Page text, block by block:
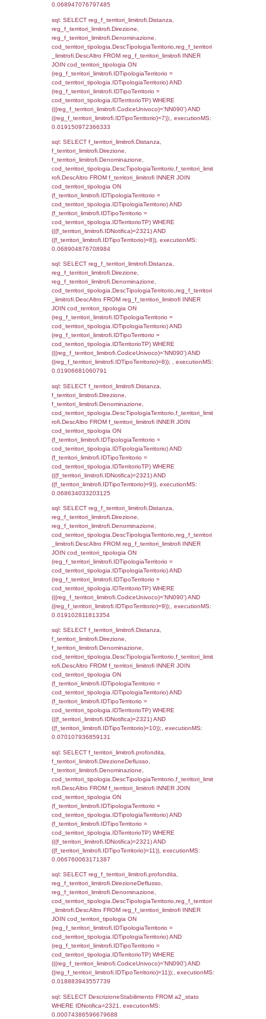
executionMS: 0.056175947189331
sql: SELECT f_territori_limitrofi.Distanza,
f_territori_limitrofi.Direzione,
f_territori_limitrofi.Denominazione,
f_territori_limitrofi.DescAltro,
f_territori_limitrofi INNER JOIN
(f_territori_limitrofi.IDTipologiaTerritorio =
cod_territori_tipologia.IDTipologiaTerritorio)
(f_territori_limitrofi.IDTipoTerritorio =
cod_territori_tipologia.IDTerritorioTP)
(((f_territori_limitrofi.IDNotifica)=2321) AND
((f_territori_limitrofi.IDTipoTerritorio)=2)),
0.072970867156982
sql: SELECT f_territori_limitrofi.Distanza,
f_territori_limitrofi.Direzione,
f_territori_limitrofi.Denominazione,
f_territori_limitrofi.DescAltro FROM
JOIN cod_territori_tipologia ON
(f_territori_limitrofi.IDTipologiaTerritorio =
cod_territori_tipologia.IDTipologiaTerritorio)
(f_territori_limitrofi.IDTipoTerritorio =
cod_territori_tipologia.IDTerritorioTP)
(((f_territori_limitrofi.IDNotifica)=2321) AND
((f_territori_limitrofi.IDTipoTerritorio)=3)),
0.074014186859131
sql: SELECT
reg_f_territori_limitrofi.Direzione,
reg_f_territori_limitrofi.Denominazione,
reg_f_territori_limitrofi.DescAltro FROM
reg_f_territori_limitrofi INNER JOIN
ON
(reg_f_territori_limitrofi.IDTipoTerritorio =
cod_territori_tipologia.IDTerritorioTP)
0.021449089050293
sql: SELECT f_territori_limitrofi.Distanza,
f_territori_limitrofi.Direzione,
rofi.DescAltro FROM f_territori_limitrofi
cod_territori_tipologia ON
(f_territori_limitrofi.IDTipologiaTerritorio =
cod_territori_tipologia.IDTipologiaTerritorio)
(f_territori_limitrofi.IDTipoTerritorio =
cod_territori_tipologia.IDTerritorioTP)
(((f_territori_limitrofi.IDNotifica)=2321) AND
0.07604193687439
sql: SELECT f_territori_limitrofi.Distanza,
f_territori_limitrofi.Direzione,
f_territori_limitrofi.Denominazione,
f_territori_limitrofi.DescAltro FROM
JOIN cod_territori_tipologia ON
(f_territori_limitrofi.IDTipologiaTerritorio =
cod_territori_tipologia.IDTipologiaTerritorio)
(f_territori_limitrofi.IDTipoTerritorio =
cod_territori_tipologia.IDTerritorioTP)
(((f_territori_limitrofi.IDNotifica)=2321) AND
((f_territori_limitrofi.IDTipoTerritorio)=5)),
0.07487678527832
sql: SELECT f_territori_limitrofi.Distanza,
f_territori_limitrofi.Direzione,
f_territori_limitrofi.Denominazione,